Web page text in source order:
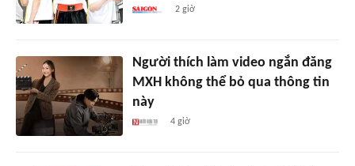
2 giờ
Người thích làm video ngắn đăng
MXH không thể bỏ qua thông tin
này
4 giờ